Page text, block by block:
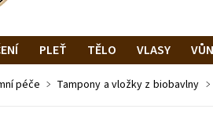
PLEŤ TĚLO VLASY
RECENZE BLOGEREK
péče Tampony a vložky z biobavlny